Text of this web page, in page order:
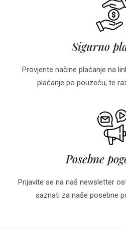
Sigurno
Provjerite načine plaćanje na
plaćanje po pouzeću, te
Posebne
Prijavite se na naš newsletter
saznati za naše posebne